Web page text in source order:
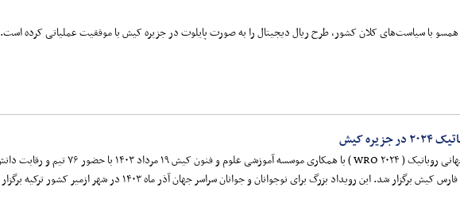
با سیاست‌های کلان کشور، طرح ریال دیجیتال را به صورت پایلوت در جزیره کیش با موفقیت عملیاتی کرده است.
کیش
این رویداد بزرگ برای نوجوانان و جوانان سراسر جهان آذر ماه ۱۴۰۳ در شهر ازمیر کشور ترکیه برگزار خواهد شد.